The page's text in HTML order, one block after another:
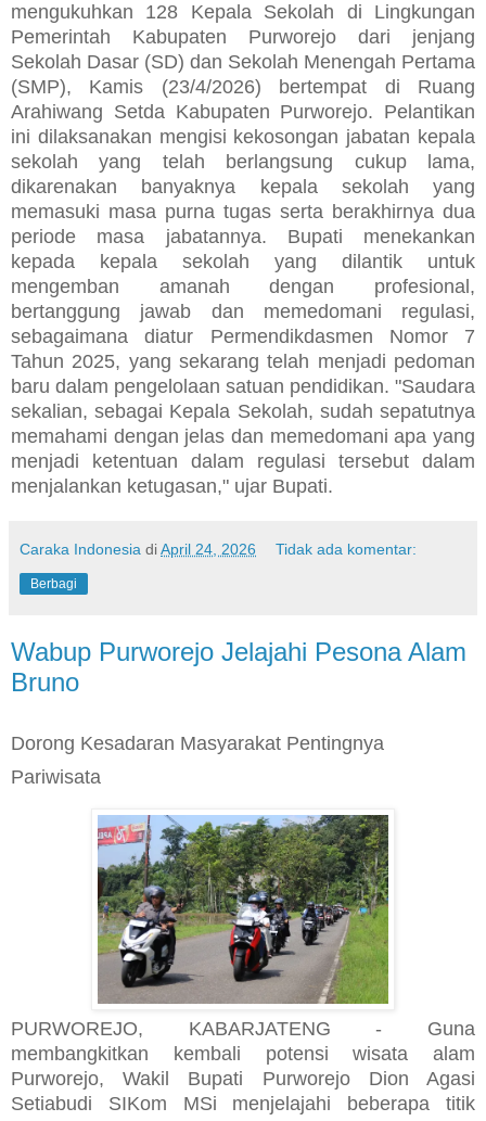
mengukuhkan 128 Kepala Sekolah di Lingkungan
Pemerintah Kabupaten Purworejo dari jenjang
Sekolah Dasar (SD) dan Sekolah Menengah Pertama
(SMP), Kamis (23/4/2026) bertempat di Ruang
Arahiwang Setda Kabupaten Purworejo. Pelantikan
ini dilaksanakan mengisi kekosongan jabatan kepala
sekolah yang telah berlangsung cukup lama,
dikarenakan banyaknya kepala sekolah yang
memasuki masa purna tugas serta berakhirnya dua
periode masa jabatannya. Bupati menekankan
kepada kepala sekolah yang dilantik untuk
mengemban amanah dengan profesional,
bertanggung jawab dan memedomani regulasi,
sebagaimana diatur Permendikdasmen Nomor 7
Tahun 2025, yang sekarang telah menjadi pedoman
baru dalam pengelolaan satuan pendidikan. "Saudara
sekalian, sebagai Kepala Sekolah, sudah sepatutnya
memahami dengan jelas dan memedomani apa yang
menjadi ketentuan dalam regulasi tersebut dalam
menjalankan ketugasan," ujar Bupati.
Caraka Indonesia diApril 24, 2026 Tidak ada komentar:
Berbagi
Wabup Purworejo Jelajahi Pesona Alam
Bruno
Dorong Kesadaran Masyarakat Pentingnya
Pariwisata
PURWOREJO, KABARJATENG - Guna
membangkitkan kembali potensi wisata alam
Purworejo, Wakil Bupati Purworejo Dion Agasi
Setiabudi SIKom MSi menjelajahi beberapa titik